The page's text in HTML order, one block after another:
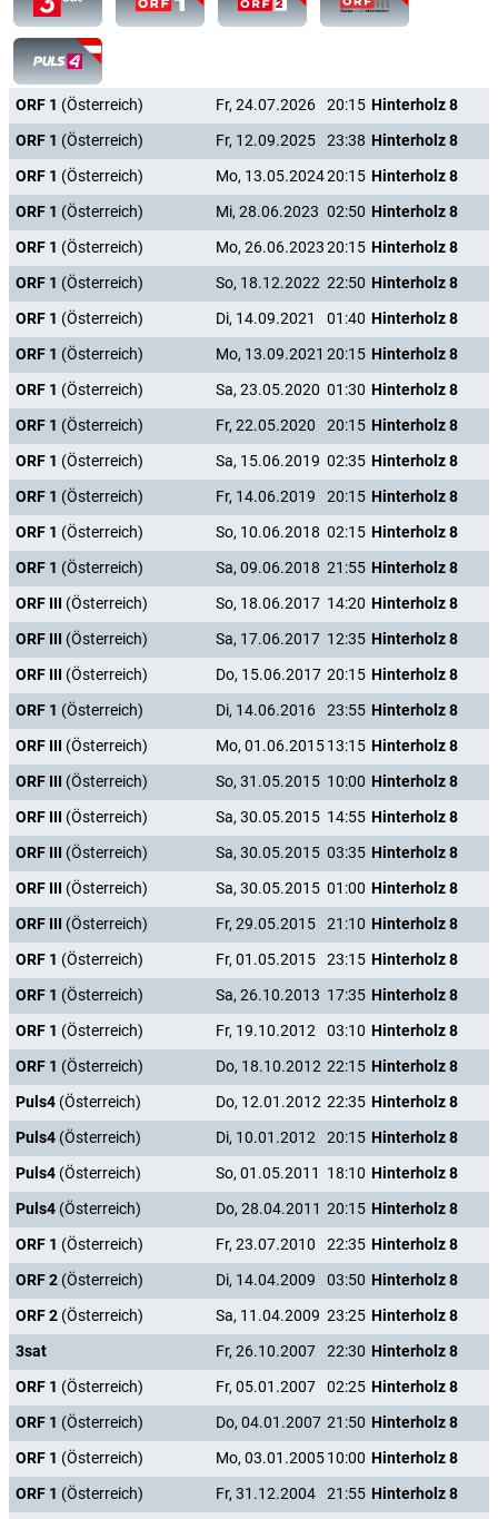
ORF 1 (Österreich) Fr, 24.07.2026 20:15 Hinterholz 8
ORF 1 (Österreich) Fr, 12.09.2025 23:38 Hinterholz 8
ORF 1 (Österreich) Mo, 13.05.202420:15 Hinterholz 8
ORF 1 (Österreich) Mi, 28.06.2023 02:50 Hinterholz 8
ORF 1 (Österreich) Mo, 26.06.202320:15 Hinterholz 8
ORF 1 (Österreich) So, 18.12.2022 22:50 Hinterholz 8
ORF 1 (Österreich) Di, 14.09.2021 01:40 Hinterholz 8
ORF 1 (Österreich) Mo, 13.09.2021 20:15 Hinterholz 8
ORF 1 (Österreich) Sa, 23.05.2020 01:30 Hinterholz 8
ORF 1 (Österreich) Fr, 22.05.2020 20:15 Hinterholz 8
ORF 1 (Österreich) Sa, 15.06.2019 02:35 Hinterholz 8
ORF 1 (Österreich) Fr, 14.06.2019 20:15 Hinterholz 8
ORF 1 (Österreich) So, 10.06.2018 02:15 Hinterholz 8
ORF 1 (Österreich) Sa, 09.06.2018 21:55 Hinterholz 8
ORF III (Österreich) So, 18.06.2017 14:20 Hinterholz 8
ORF III (Österreich) Sa, 17.06.2017 12:35 Hinterholz 8
ORF III (Österreich) Do, 15.06.2017 20:15 Hinterholz 8
ORF 1 (Österreich) Di, 14.06.2016 23:55 Hinterholz 8
ORF III (Österreich) Mo, 01.06.201513:15 Hinterholz 8
ORF III (Österreich) So, 31.05.2015 10:00 Hinterholz 8
ORF III (Österreich) Sa, 30.05.2015 14:55 Hinterholz 8
ORF III (Österreich) Sa, 30.05.2015 03:35 Hinterholz 8
ORF III (Österreich) Sa, 30.05.2015 01:00 Hinterholz 8
ORF III (Österreich) Fr, 29.05.2015 21:10 Hinterholz 8
ORF 1 (Österreich) Fr, 01.05.2015 23:15 Hinterholz 8
ORF 1 (Österreich) Sa, 26.10.2013 17:35 Hinterholz 8
ORF 1 (Österreich) Fr, 19.10.2012 03:10 Hinterholz 8
ORF 1 (Österreich) Do, 18.10.2012 22:15 Hinterholz 8
Puls4 (Österreich) Do, 12.01.2012 22:35 Hinterholz 8
Puls4 (Österreich) Di, 10.01.2012 20:15 Hinterholz 8
Puls4 (Österreich) So, 01.05.2011 18:10 Hinterholz 8
Puls4 (Österreich) Do, 28.04.2011 20:15 Hinterholz 8
ORF 1 (Österreich) Fr, 23.07.2010 22:35 Hinterholz 8
ORF 2 (Österreich) Di, 14.04.2009 03:50 Hinterholz 8
ORF 2 (Österreich) Sa, 11.04.2009 23:25 Hinterholz 8
3sat
Fr, 26.10.2007 22:30 Hinterholz 8
ORF 1 (Österreich) Fr, 05.01.2007 02:25 Hinterholz 8
ORF 1 (Österreich) Do, 04.01.2007 21:50 Hinterholz 8
ORF 1 (Österreich) Mo, 03.01.200510:00 Hinterholz 8
ORF 1 (Österreich) Fr, 31.12.2004 21:55 Hinterholz 8